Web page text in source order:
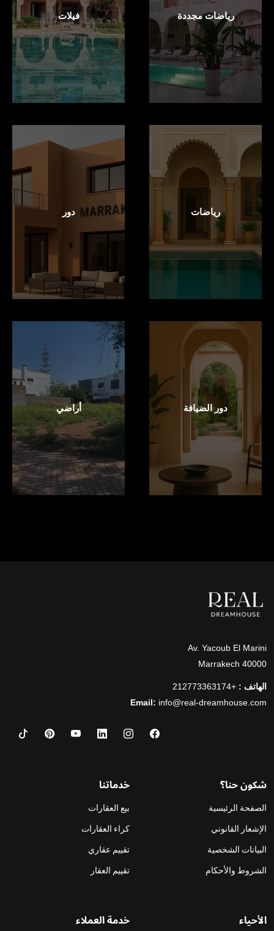
رياضات مجددة فيلات
رياضات دور
دور الضيافة أراضي
Av. Yacoub El Marini
40000 Marrakech
الهاتف : +212773363174
Email: info@real-dreamhouse.com
شكون حنا؟
الصفحة الرئيسية
الإشعار القانوني
البيانات الشخصية
الشروط والأحكام
خدماتنا
بيع العقارات
كراء العقارات
تقييم عقاري
تقييم العقار
الأحياء خدمة العملاء